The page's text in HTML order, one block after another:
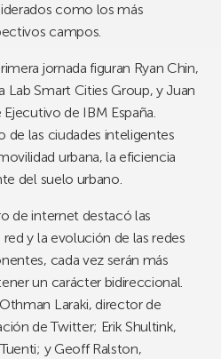
como los más
campos.
jornada figuran Ryan Chin,
Lab Smart Cities Group, y Juan
de IBM España.
de las ciudades inteligentes
urbana, la eficiencia
del suelo urbano.
de internet destacó las
y la evolución de las redes
cada vez serán más
un carácter bidireccional.
Laraki, director de
de Twitter; Erik Shultink,
y Geoff Ralston,